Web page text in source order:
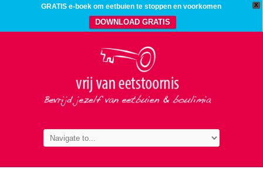
X
GRATIS e-boek om eetbuien te stoppen en voorkomen
DOWNLOAD GRATIS